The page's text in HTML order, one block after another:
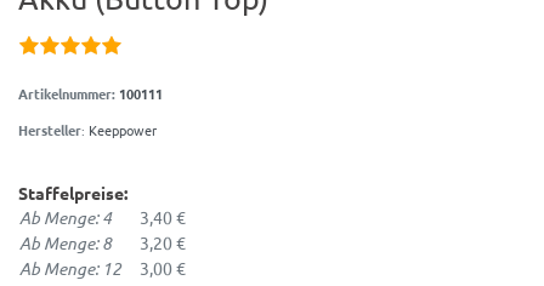
Artikelnummer: 100111
Hersteller: Keeppower
Staffelpreise:
Ab Menge: 4 3,40 €
Ab Menge: 8 3,20 €
Ab Menge: 12 3,00 €